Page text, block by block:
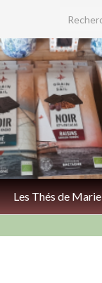
Search
Les Thés de Marie